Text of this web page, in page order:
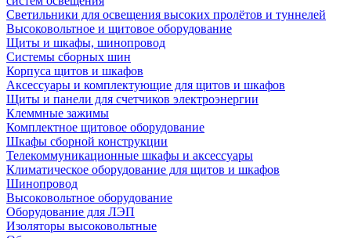
Светильники для освещения высоких пролётов и туннелей
Высоковольтное и щитовое оборудование
Щиты и шкафы, шинопровод
Системы сборных шин
Корпуса щитов и шкафов
Аксессуары и комплектующие для щитов и шкафов
Щиты и панели для счетчиков электроэнергии
Клеммные зажимы
Комплектное щитовое оборудование
Шкафы сборной конструкции
Телекоммуникационные шкафы и аксессуары
Климатическое оборудование для щитов и шкафов
Шинопровод
Высоковольтное оборудование
Оборудование для ЛЭП
Изоляторы высоковольтные